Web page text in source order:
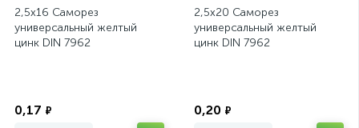
2,5х16 Саморез
универсальный желтый
цинк DIN 7962
0,17 ₽
2,5х20 Саморез
универсальный желтый
цинк DIN 7962
0,20 ₽